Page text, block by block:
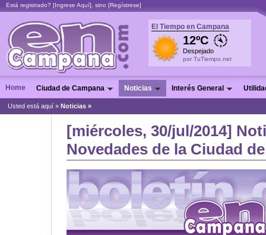
Está registrado? [Ingrese Aquí], sino [Regístrese]
El Tiempo en Campana
12ºC
Despejado
por TuTiempo.net
Home Ciudad de Campana Noticias Interés General
Usted está aquí » Noticias »
[miércoles, 30/jul/2014]
Novedades de la Ciudad